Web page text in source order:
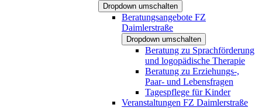
Dropdown umschalten
Beratungsangebote FZ
Daimlerstraße
Dropdown umschalten
Beratung zu Sprachförderung
und logopädische Therapie
Beratung zu Erziehungs-,
Paar- und Lebensfragen
Tagespflege für Kinder
Veranstaltungen FZ Daimlerstraße